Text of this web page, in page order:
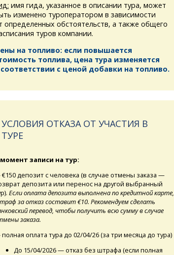
имя гида, указанное в описании тура, может
изменено туроператором в зависимости
определенных обстоятельств, а также общего
туров компании.
на топливо: если повышается
топлива, цена тура изменяется
с ценой добавки на топливо.
УСЛОВИЯ ОТКАЗА ОТ УЧАСТИЯ В
ТУРЕ
записи на тур:
депозит с человека (в случае отмены заказа —
депозита или перенос на другой выбранный
Если оплата депозита выполнена по кредитной карте,
за отказ составит €10. Рекомендуем сделать
перевод, чтобы получить всю сумму в случае
заказа.
оплата тура до 02/04/26 (за три месяца до тура)
До 15/04/2026 — отказ без штрафа (если полная